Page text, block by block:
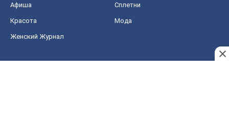
Афиша Сплетни
Красота Мода
Женский Журнал